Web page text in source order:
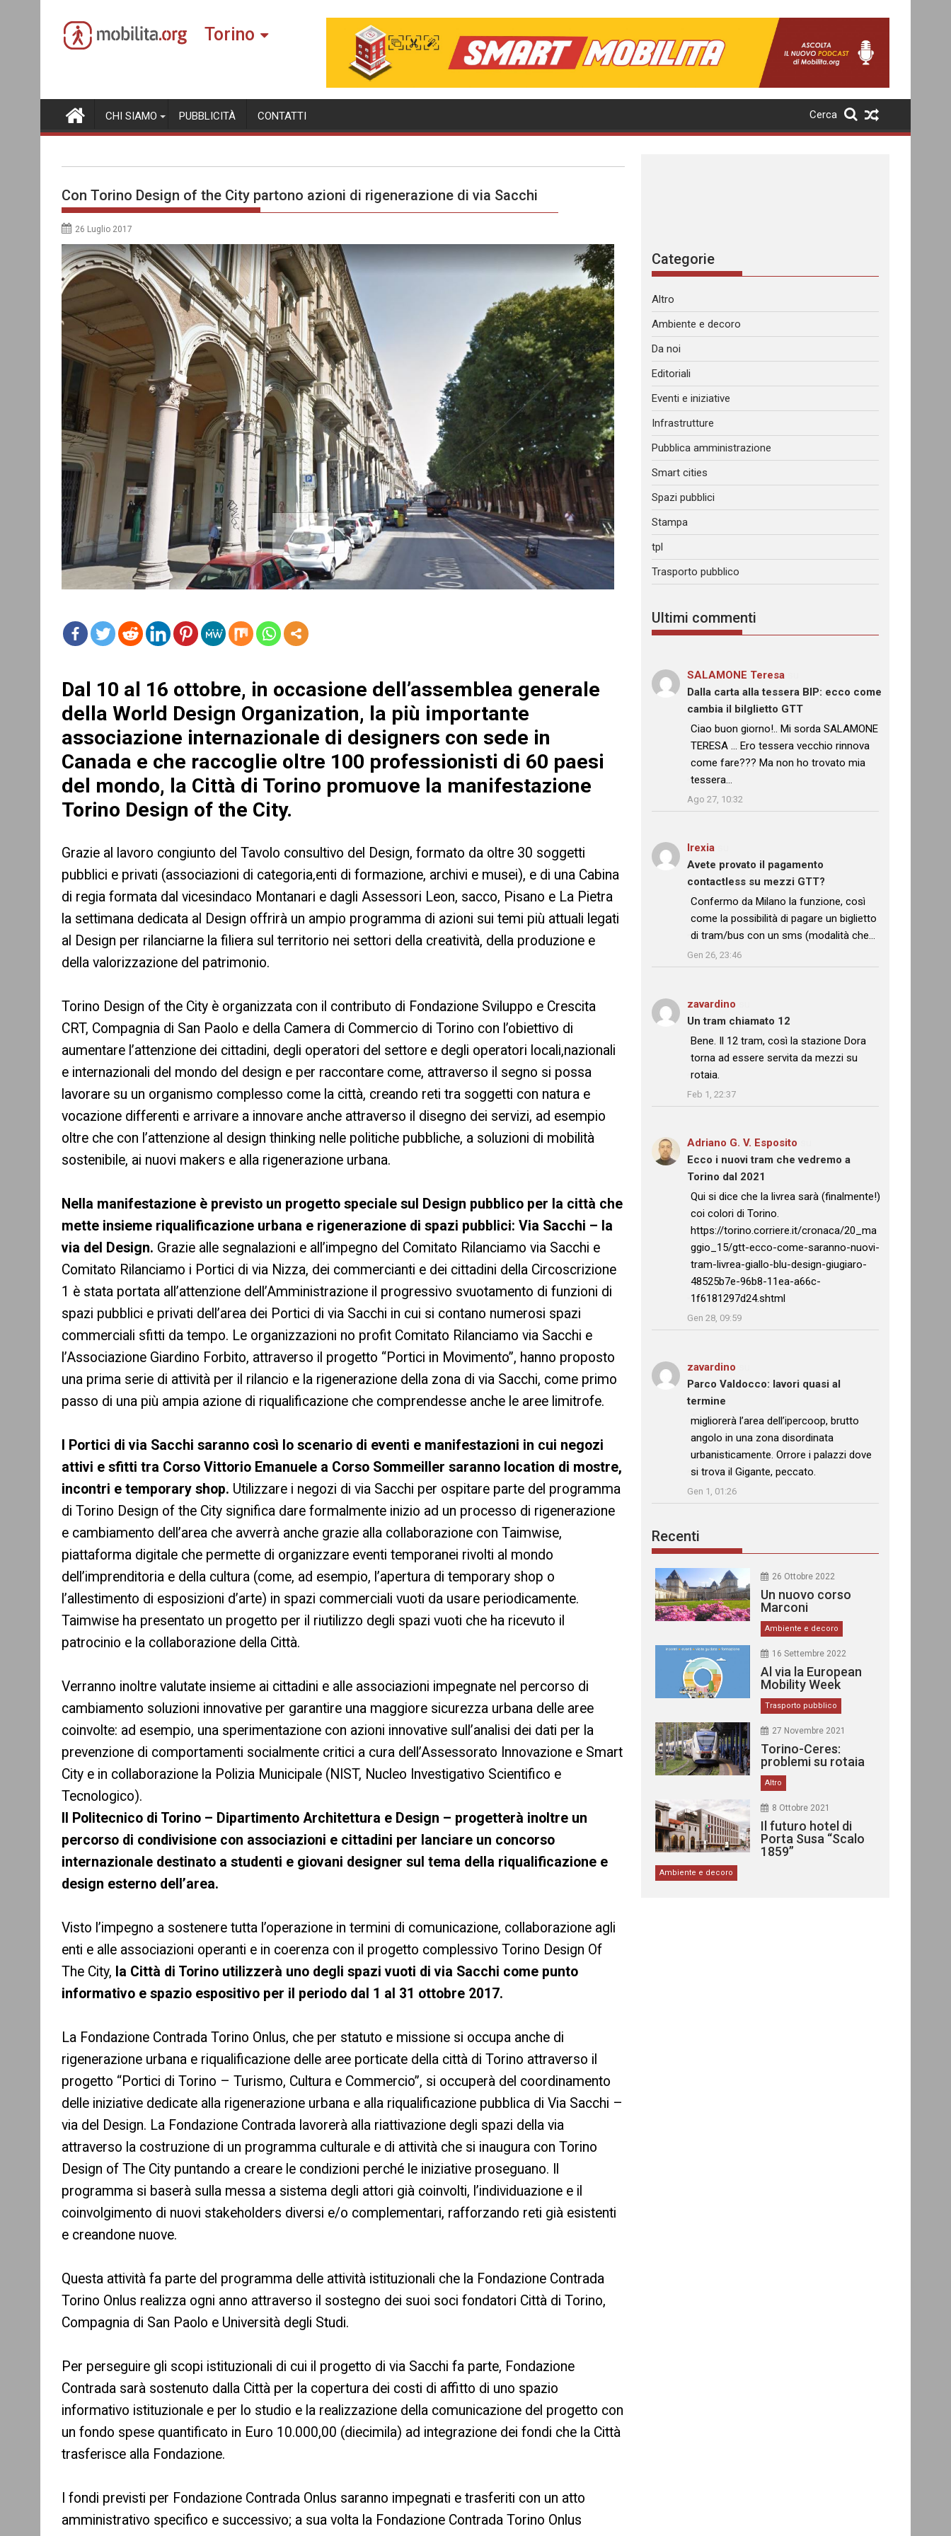
content
Torino
CHI SIAMO PUBBLICITÀ CONTATTI Cerca
Con Torino Design of the City partono azioni di rigenerazione di via Sacchi
26 Luglio 2017
Dal 10 al 16 ottobre, in occasione dell’assemblea generale
della World Design Organization, la più importante
associazione internazionale di designers con sede in
Canada e che raccoglie oltre 100 professionisti di 60 paesi
del mondo, la Città di Torino promuove la manifestazione
Torino Design of the City.
Grazie al lavoro congiunto del Tavolo consultivo del Design, formato da oltre 30 soggetti
pubblici e privati (associazioni di categoria,enti di formazione, archivi e musei), e di una Cabina
di regia formata dal vicesindaco Montanari e dagli Assessori Leon, sacco, Pisano e La Pietra
la settimana dedicata al Design offrirà un ampio programma di azioni sui temi più attuali legati
al Design per rilanciarne la filiera sul territorio nei settori della creatività, della produzione e
della valorizzazione del patrimonio.
Torino Design of the City è organizzata con il contributo di Fondazione Sviluppo e Crescita
CRT, Compagnia di San Paolo e della Camera di Commercio di Torino con l’obiettivo di
aumentare l’attenzione dei cittadini, degli operatori del settore e degli operatori locali,nazionali
e internazionali del mondo del design e per raccontare come, attraverso il segno si possa
lavorare su un organismo complesso come la città, creando reti tra soggetti con natura e
vocazione differenti e arrivare a innovare anche attraverso il disegno dei servizi, ad esempio
oltre che con l’attenzione al design thinking nelle politiche pubbliche, a soluzioni di mobilità
sostenibile, ai nuovi makers e alla rigenerazione urbana.
Nella manifestazione è previsto un progetto speciale sul Design pubblico per la città che
mette insieme riqualificazione urbana e rigenerazione di spazi pubblici: Via Sacchi – la
via del Design. Grazie alle segnalazioni e all’impegno del Comitato Rilanciamo via Sacchi e
Comitato Rilanciamo i Portici di via Nizza, dei commercianti e dei cittadini della Circoscrizione
1 è stata portata all’attenzione dell’Amministrazione il progressivo svuotamento di funzioni di
spazi pubblici e privati dell’area dei Portici di via Sacchi in cui si contano numerosi spazi
commerciali sfitti da tempo. Le organizzazioni no profit Comitato Rilanciamo via Sacchi e
l’Associazione Giardino Forbito, attraverso il progetto “Portici in Movimento”, hanno proposto
una prima serie di attività per il rilancio e la rigenerazione della zona di via Sacchi, come primo
passo di una più ampia azione di riqualificazione che comprendesse anche le aree limitrofe.
I Portici di via Sacchi saranno così lo scenario di eventi e manifestazioni in cui negozi
attivi e sfitti tra Corso Vittorio Emanuele a Corso Sommeiller saranno location di mostre,
incontri e temporary shop. Utilizzare i negozi di via Sacchi per ospitare parte del programma
di Torino Design of the City significa dare formalmente inizio ad un processo di rigenerazione
e cambiamento dell’area che avverrà anche grazie alla collaborazione con Taimwise,
piattaforma digitale che permette di organizzare eventi temporanei rivolti al mondo
dell’imprenditoria e della cultura (come, ad esempio, l’apertura di temporary shop o
l’allestimento di esposizioni d’arte) in spazi commerciali vuoti da usare periodicamente.
Taimwise ha presentato un progetto per il riutilizzo degli spazi vuoti che ha ricevuto il
patrocinio e la collaborazione della Città.
Verranno inoltre valutate insieme ai cittadini e alle associazioni impegnate nel percorso di
cambiamento soluzioni innovative per garantire una maggiore sicurezza urbana delle aree
coinvolte: ad esempio, una sperimentazione con azioni innovative sull’analisi dei dati per la
prevenzione di comportamenti socialmente critici a cura dell’Assessorato Innovazione e Smart
City e in collaborazione la Polizia Municipale (NIST, Nucleo Investigativo Scientifico e
Tecnologico).
Il Politecnico di Torino – Dipartimento Architettura e Design – progetterà inoltre un
percorso di condivisione con associazioni e cittadini per lanciare un concorso
internazionale destinato a studenti e giovani designer sul tema della riqualificazione e
design esterno dell’area.
Visto l’impegno a sostenere tutta l’operazione in termini di comunicazione, collaborazione agli
enti e alle associazioni operanti e in coerenza con il progetto complessivo Torino Design Of
The City, la Città di Torino utilizzerà uno degli spazi vuoti di via Sacchi come punto
informativo e spazio espositivo per il periodo dal 1 al 31 ottobre 2017.
La Fondazione Contrada Torino Onlus, che per statuto e missione si occupa anche di
rigenerazione urbana e riqualificazione delle aree porticate della città di Torino attraverso il
progetto “Portici di Torino – Turismo, Cultura e Commercio”, si occuperà del coordinamento
delle iniziative dedicate alla rigenerazione urbana e alla riqualificazione pubblica di Via Sacchi –
via del Design. La Fondazione Contrada lavorerà alla riattivazione degli spazi della via
attraverso la costruzione di un programma culturale e di attività che si inaugura con Torino
Design of The City puntando a creare le condizioni perché le iniziative proseguano. Il
programma si baserà sulla messa a sistema degli attori già coinvolti, l’individuazione e il
coinvolgimento di nuovi stakeholders diversi e/o complementari, rafforzando reti già esistenti
e creandone nuove.
Questa attività fa parte del programma delle attività istituzionali che la Fondazione Contrada
Torino Onlus realizza ogni anno attraverso il sostegno dei suoi soci fondatori Città di Torino,
Compagnia di San Paolo e Università degli Studi.
Per perseguire gli scopi istituzionali di cui il progetto di via Sacchi fa parte, Fondazione
Contrada sarà sostenuto dalla Città per la copertura dei costi di affitto di uno spazio
informativo istituzionale e per lo studio e la realizzazione della comunicazione del progetto con
un fondo spese quantificato in Euro 10.000,00 (diecimila) ad integrazione dei fondi che la Città
trasferisce alla Fondazione.
I fondi previsti per Fondazione Contrada Onlus saranno impegnati e trasferiti con un atto
amministrativo specifico e successivo; a sua volta la Fondazione Contrada Torino Onlus
Categorie
Altro
Ambiente e decoro
Da noi
Editoriali
Eventi e iniziative
Infrastrutture
Pubblica amministrazione
Smart cities
Spazi pubblici
Stampa
tpl
Trasporto pubblico
Ultimi commenti
SALAMONE Teresa
Dalla carta alla tessera BIP: ecco come
cambia il bilglietto GTT
: “
Ciao buon giorno!.. Mi sorda SALAMONE
TERESA … Ero tessera vecchio rinnova
come fare??? Ma non ho trovato mia
tessera…
Ago 27, 10:32
Irexia
Avete provato il pagamento
contactless su mezzi GTT?
: “
Confermo da Milano la funzione, così
come la possibilità di pagare un biglietto
di tram/bus con un sms (modalità che…
Gen 26, 23:46
zavardino
Un tram chiamato 12
: “
Bene. Il 12 tram, così la stazione Dora
torna ad essere servita da mezzi su
rotaia.
Feb 1, 22:37
Adriano G. V. Esposito
Ecco i nuovi tram che vedremo a
Torino dal 2021
: “
Qui si dice che la livrea sarà (finalmente!)
coi colori di Torino.
https://torino.corriere.it/cronaca/20_ma
ggio_15/gtt-ecco-come-saranno-nuovi-
tram-livrea-giallo-blu-design-giugiaro-
48525b7e-96b8-11ea-a66c-
1f6181297d24.shtml
Gen 28, 09:59
zavardino
Parco Valdocco: lavori quasi al
termine
: “
migliorerà l’area dell’ipercoop, brutto
angolo in una zona disordinata
urbanisticamente. Orrore i palazzi dove
si trova il Gigante, peccato.
Gen 1, 01:26
Recenti
26 Ottobre 2022
Un nuovo corso
Marconi
Ambiente e decoro
16 Settembre 2022
Al via la European
Mobility Week
Trasporto pubblico
27 Novembre 2021
Torino-Ceres:
problemi su rotaia
Altro
8 Ottobre 2021
Il futuro hotel di
Porta Susa “Scalo
1859”
Ambiente e decoro